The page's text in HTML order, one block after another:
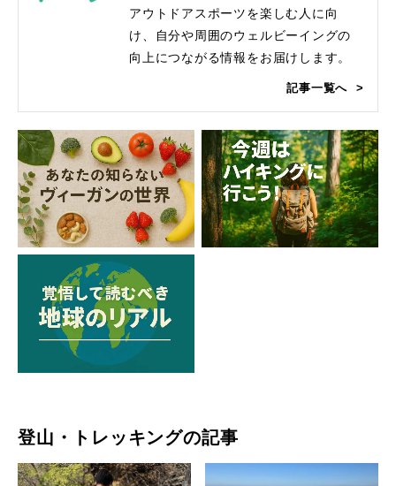
アウトドアスポーツを楽しむ人に向
け、自分や周囲のウェルビーイングの
向上につながる情報をお届けします。
記事一覧へ
登山・トレッキングの記事